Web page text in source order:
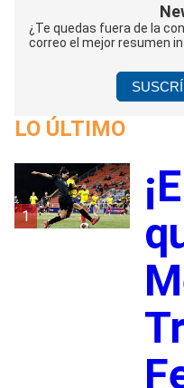
¿Te quedas fuera de la
correo el mejor resumen
LO ÚLTIMO
1